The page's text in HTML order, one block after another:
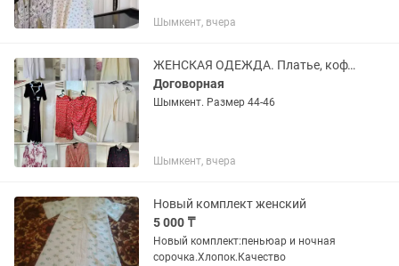
Шымкент, вчера
ЖЕНСКАЯ ОДЕЖДА. Платье, кофта, рубашка, костюмы.
Договорная
Шымкент. Размер 44-46
Шымкент, вчера
Новый комплект женский
5 000 ₸
Новый комплект:пеньюар и ночная
сорочка.Хлопок.Качество